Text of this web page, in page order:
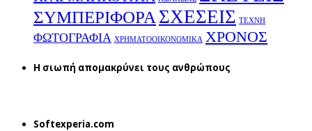
ΣΥΜΠΕΡΙΦΟΡΑΣΧΕΣΕΙΣ ΤΕΧΝΗ
ΦΩΤΟΓΡΑΦΙΑ ΧΡΗΜΑΤΟΟΙΚΟΝΟΜΙΚΑ ΧΡΟΝΟΣ
H σιωπή απομακρύνει τους ανθρώπους
Softexperia.com